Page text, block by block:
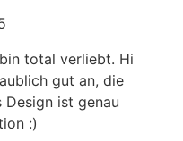
total verliebt. Hi
gut an, die
Design ist genau
:)